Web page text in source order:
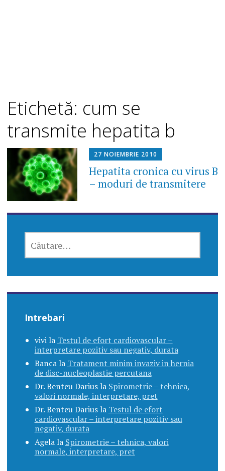
Etichetă: cum se
transmite hepatita b
27 NOIEMBRIE 2010
Hepatita cronica cu virus B
– moduri de transmitere
DUPĂ:
Intrebari
vivila Testul de efort cardiovascular –
interpretare pozitiv sau negativ, durata
Bancala Tratament minim invaziv in hernia
de disc-nucleoplastie percutana
Dr. Benteu Dariusla Spirometrie – tehnica,
valori normale, interpretare, pret
Dr. Benteu Dariusla Testul de efort
cardiovascular – interpretare pozitiv sau
negativ, durata
Agelala Spirometrie – tehnica, valori
normale, interpretare, pret